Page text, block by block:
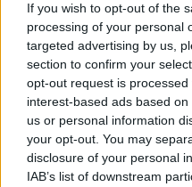
If you wish to opt-out of the
processing of your personal
targeted advertising by us,
section to confirm your
opt-out request is
interest-based ads based
us or personal information
your opt-out. You may
disclosure of your personal
IAB’s list of downstream
Kemi och pyroteknik
Senast: 2026-07-22 00:08
Klimat, miljö och geovetenskap
Senast: Igår 16:28
Medicin och hälsa
Senast: Idag 08:38
Alternativ medicin
Senast: Igår 08:47
Psykiatri och psykofarmaka
Senast: Igår 21:37